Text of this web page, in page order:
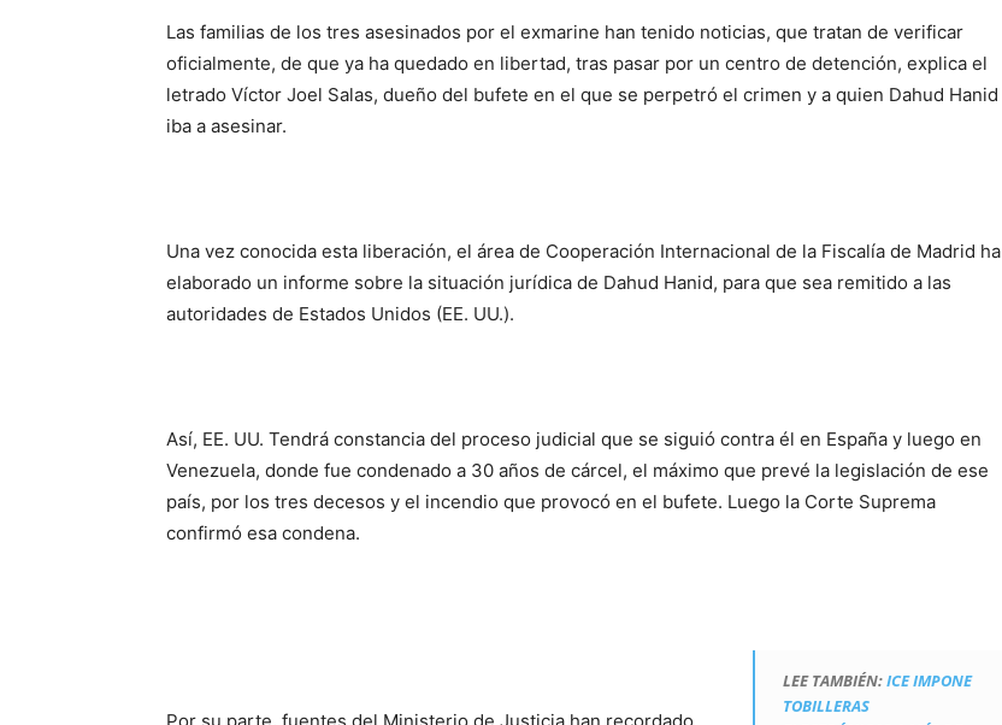
Las familias de los tres asesinados por el exmarine han tenido noticias, que tratan de verificar
oficialmente, de que ya ha quedado en libertad, tras pasar por un centro de detención, explica el
letrado Víctor Joel Salas, dueño del bufete en el que se perpetró el crimen y a quien Dahud Hanid
iba a asesinar.
Una vez conocida esta liberación, el área de Cooperación Internacional de la Fiscalía de Madrid ha
elaborado un informe sobre la situación jurídica de Dahud Hanid, para que sea remitido a las
autoridades de Estados Unidos (EE. UU.).
Así, EE. UU. Tendrá constancia del proceso judicial que se siguió contra él en España y luego en
Venezuela, donde fue condenado a 30 años de cárcel, el máximo que prevé la legislación de ese
país, por los tres decesos y el incendio que provocó en el bufete. Luego la Corte Suprema
confirmó esa condena.
LEE TAMBIÉN:ICE IMPONE
TOBILLERAS